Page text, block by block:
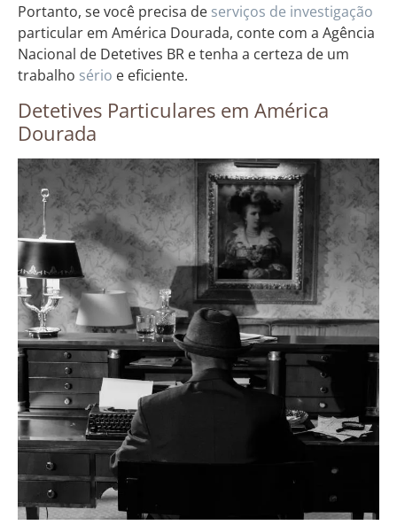
Portanto, se você precisa de serviços de investigação
particular em América Dourada, conte com a Agência
Nacional de Detetives BR e tenha a certeza de um
trabalho sério e eficiente.
Detetives Particulares em América
Dourada